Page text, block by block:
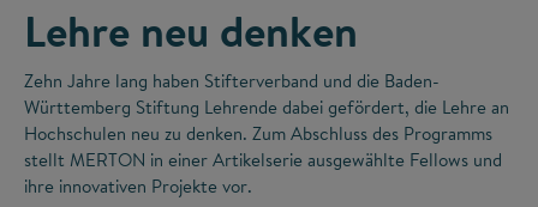
Lehre neu denken
Zehn Jahre lang haben Stifterverband und die Baden-
Württemberg Stiftung Lehrende dabei gefördert, die Lehre an
Hochschulen neu zu denken. Zum Abschluss des Programms
stellt MERTON in einer Artikelserie ausgewählte Fellows und
ihre innovativen Projekte vor.